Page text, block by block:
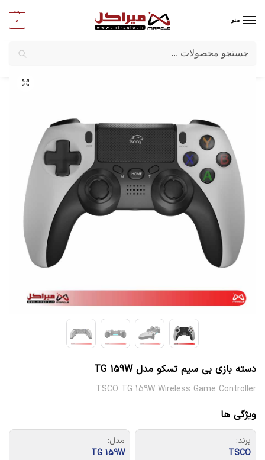
منو 0
میراکل/کامپیوتر/قطعات جانبی
دسته بازی بی سیم تسکو مدل TG 159W
TSCO TG 159W Wireless Game Controller
ویژگی ها
برند:
TSCO
مدل:
TG 159W